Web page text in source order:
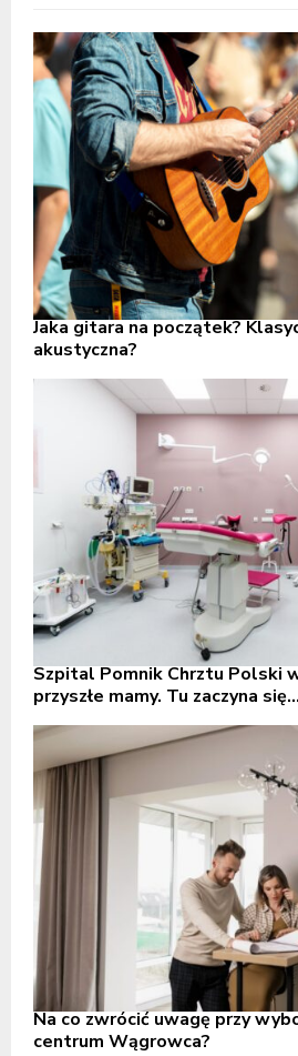
Jaka gitara na początek?
akustyczna?
Szpital Pomnik Chrztu Polski
przyszłe mamy. Tu zaczyna się...
Na co zwrócić uwagę przy
centrum Wągrowca?